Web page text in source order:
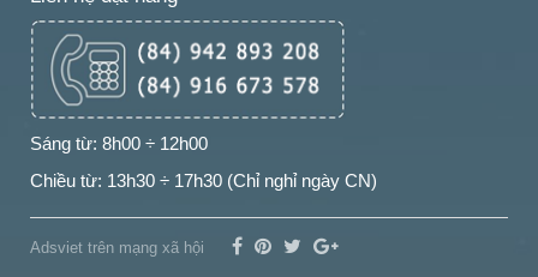
Sáng từ: 8h00 ÷ 12h00
Chiều từ: 13h30 ÷ 17h30 (Chỉ nghỉ ngày CN)
Adsviet trên mạng xã hội